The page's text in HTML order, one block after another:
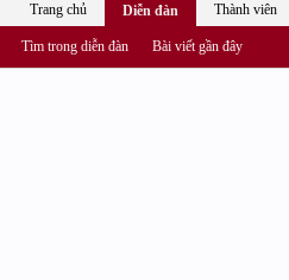
Trang chủ Diễn đàn
Tìm trong diễn đàn Bài viết gần đây
Thành viên